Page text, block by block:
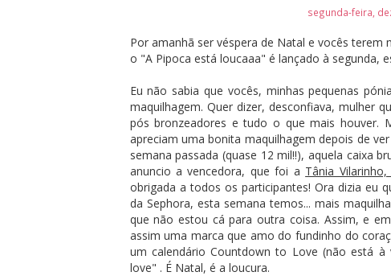
segunda-feira,
Por amanhã ser véspera de Natal e vocês terem
o "A Pipoca está loucaaa" é lançado à segunda,
Eu não sabia que vocês, minhas pequenas
maquilhagem. Quer dizer, desconfiava, mulher
pós bronzeadores e tudo o que mais houver.
apreciam uma bonita maquilhagem depois de
semana passada (quase 12 mil!!), aquela caixa
anuncio a vencedora, que foi a Tânia
obrigada a todos os participantes! Ora dizia eu
da Sephora, esta semana temos... mais
que não estou cá para outra coisa. Assim, e
assim uma marca que amo do fundinho do
um calendário Countdown to Love (não está
love" . É Natal, é a loucura.